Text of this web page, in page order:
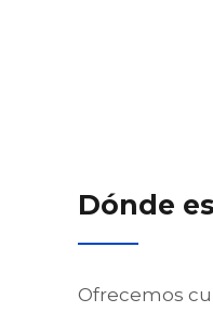
Dónde
Ofrecemos